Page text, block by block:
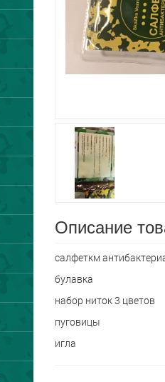
Описание
салфеткм
булавка
набор ниток 3 цветов
пуговицы
игла